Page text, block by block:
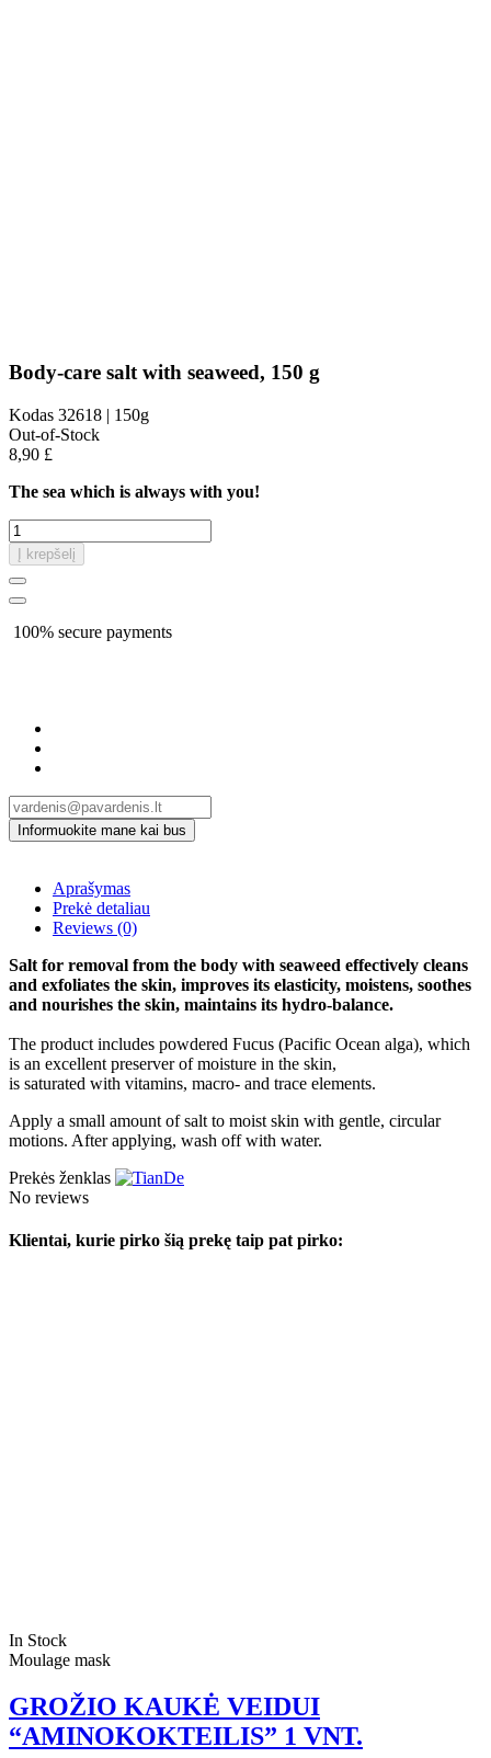
Body-care salt with seaweed, 150 g
Kodas 32618 | 150g
Out-of-Stock
8,90 £
The sea which is always with you!
Į krepšelį
100% secure payments
Aprašymas
Prekė detaliau
Reviews (0)
Salt for removal from the body with seaweed effectively cleans
and exfoliates the skin, improves its elasticity, moistens, soothes
and nourishes the skin, maintains its hydro-balance.
The product includes powdered Fucus (Pacific Ocean alga), which
is an excellent preserver of moisture in the skin,
is saturated with vitamins, macro- and trace elements.
Apply a small amount of salt to moist skin with gentle, circular
motions. After applying, wash off with water.
Prekės ženklas
No reviews
Klientai, kurie pirko šią prekę taip pat pirko:
In Stock
Moulage mask
GROŽIO KAUKĖ VEIDUI
“AMINOKOKTEILIS” 1 VNT.